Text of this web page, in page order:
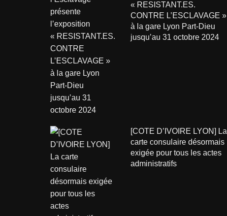
« RESISTANT.ES.
CONTRE L’ESCLAVAGE »
à la gare Lyon Part-Dieu
jusqu’au 31 octobre 2024
[COTE D’IVOIRE LYON] La
carte consulaire désormais
exigée pour tous les actes
administratifs